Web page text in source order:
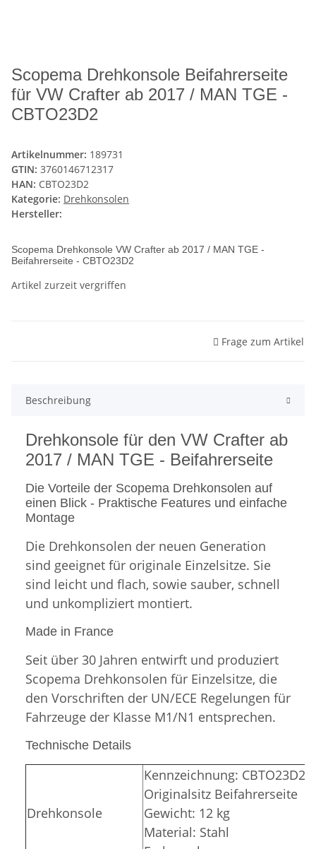
Scopema Drehkonsole Beifahrerseite
für VW Crafter ab 2017 / MAN TGE -
CBTO23D2
Artikelnummer: 189731
GTIN: 3760146712317
HAN: CBTO23D2
Kategorie: Drehkonsolen
Hersteller:
Scopema Drehkonsole VW Crafter ab 2017 / MAN TGE -
Beifahrerseite - CBTO23D2
Artikel zurzeit vergriffen
Frage zum Artikel
Beschreibung
Drehkonsole für den VW Crafter ab
2017 / MAN TGE - Beifahrerseite
Die Vorteile der Scopema Drehkonsolen auf
einen Blick - Praktische Features und einfache
Montage
Die Drehkonsolen der neuen Generation
sind geeignet für originale Einzelsitze. Sie
sind leicht und flach, sowie sauber, schnell
und unkompliziert montiert.
Made in France
Seit über 30 Jahren entwirft und produziert
Scopema Drehkonsolen für Einzelsitze, die
den Vorschriften der UN/ECE Regelungen für
Fahrzeuge der Klasse M1/N1 entsprechen.
Technische Details
Drehkonsole
Kennzeichnung: CBTO23D2
Originalsitz Beifahrerseite
Gewicht: 12 kg
Material: Stahl